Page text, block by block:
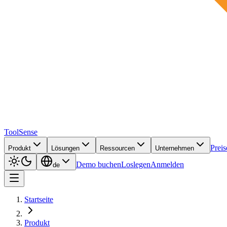
ToolSense
Produkt Lösungen Ressourcen Unternehmen
de Demo buchenLoslegenAnmelden
Startseite
Produkt